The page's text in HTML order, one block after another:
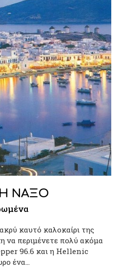
ΝΑΞΟ
καυτό καλοκαίρι της
να περιμένετε πολύ ακόμα
96.6 και η Hellenic
ένα…